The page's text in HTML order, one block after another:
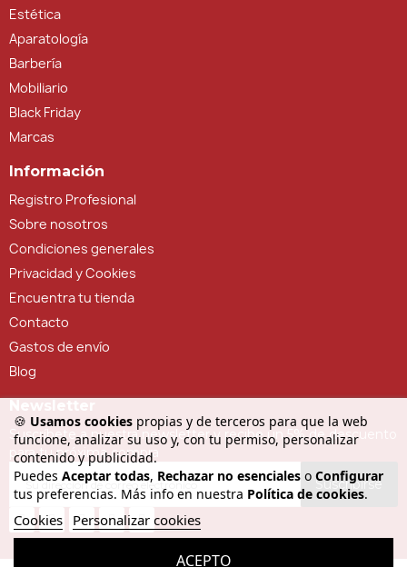
🍪 Usamos cookies propias y de terceros para que la web
funcione, analizar su uso y, con tu permiso, personalizar
contenido y publicidad.
Puedes Aceptar todas, Rechazar no esenciales o Configurar
tus preferencias. Más info en nuestra Política de cookies.
Cookies Personalizar cookies
ACEPTO
Estética
Aparatología
Barbería
Mobiliario
Black Friday
Marcas
Información
Registro Profesional
Sobre nosotros
Condiciones generales
Privacidad y Cookies
Encuentra tu tienda
Contacto
Gastos de envío
Blog
Suscríbete a nuestra newsletter y recibe un 5% de descuento
para tu próxima compra
Suscribirse